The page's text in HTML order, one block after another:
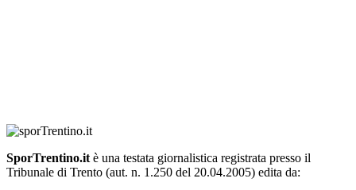
SporTrentino.itè una testata giornalistica registrata presso il
Tribunale di Trento (aut. n. 1.250 del 20.04.2005) edita da: